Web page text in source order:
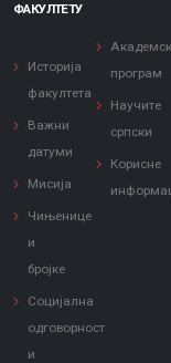
ФАКУЛТЕТУ
Историја
факултета
Важни
датуми
Мисија
Чињенице
и
бројке
Социјална
одговорност
и
програм
Научите
српски
Корисне